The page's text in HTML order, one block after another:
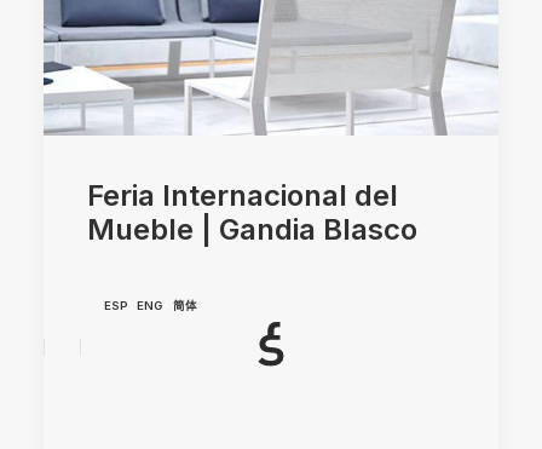
Feria Internacional del
Mueble | Gandia Blasco
ESP ENG 简体